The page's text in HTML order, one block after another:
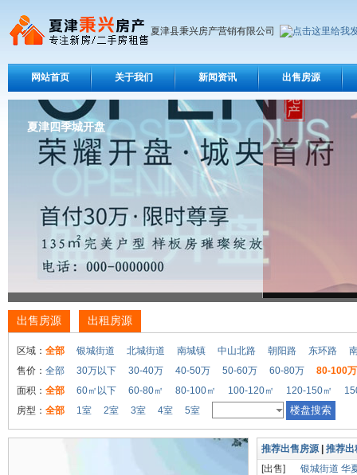
夏津县秉兴房产营销有限公司
网站首页 关于我们 新闻资讯 出售房源
夏津四季城开盘
出售房源 出租房源
区域： 全部 银城街道 北城街道 南城镇 中山北路 朝阳路 东环路
售价： 全部 30万以下 30-40万 40-50万 50-60万 60-80万
80-100万
面积： 全部 60㎡以下 60-80㎡ 80-100㎡ 100-120㎡ 120-150㎡
房型： 全部 1室 2室 3室 4室 5室
推荐出售房源| 推荐出
[出售]
银城街道 华